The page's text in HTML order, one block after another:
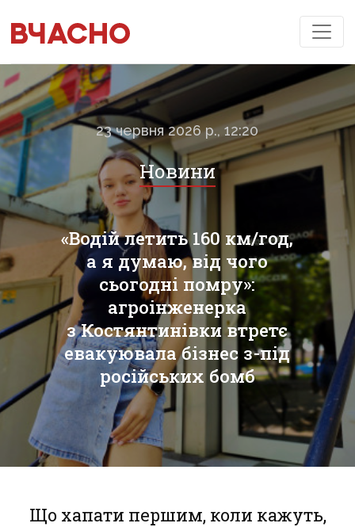
«Водій летить 160 км/год,
а я думаю, від чого
сьогодні помру»:
агроінженерка
з Костянтинівки втретє
евакуювала бізнес з-під
російських бомб
Новини
23 червня 2026 р., 12:20
Що хапати першим, коли кажуть,